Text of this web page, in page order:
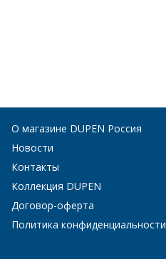
О магазине DUPEN Россия
Новости
Контакты
Коллекция DUPEN
Договор-оферта
Политика конфиденциальности